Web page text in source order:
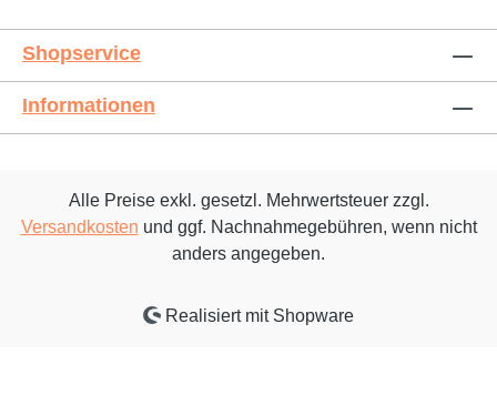
Shopservice
Informationen
Alle Preise exkl. gesetzl. Mehrwertsteuer zzgl.
Versandkosten und ggf. Nachnahmegebühren, wenn nicht
anders angegeben.
Realisiert mit Shopware